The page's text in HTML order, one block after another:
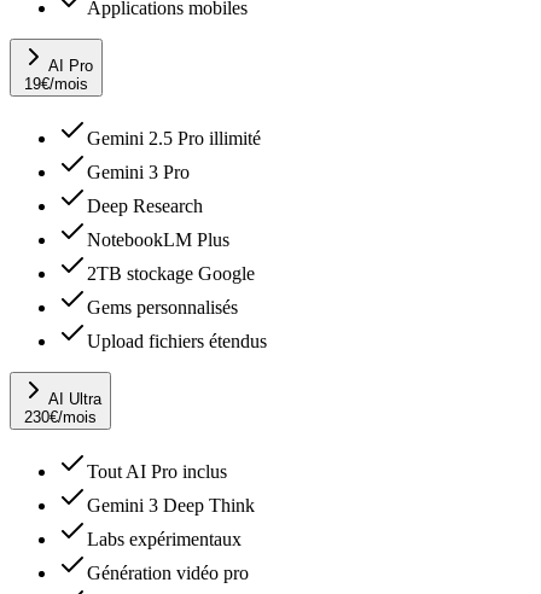
Applications mobiles
AI Pro
19€/mois
Gemini 2.5 Pro illimité
Gemini 3 Pro
Deep Research
NotebookLM Plus
2TB stockage Google
Gems personnalisés
Upload fichiers étendus
AI Ultra
230€/mois
Tout AI Pro inclus
Gemini 3 Deep Think
Labs expérimentaux
Génération vidéo pro